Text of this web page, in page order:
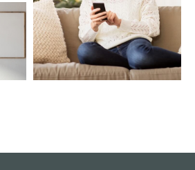
TERRASSE PISCINE